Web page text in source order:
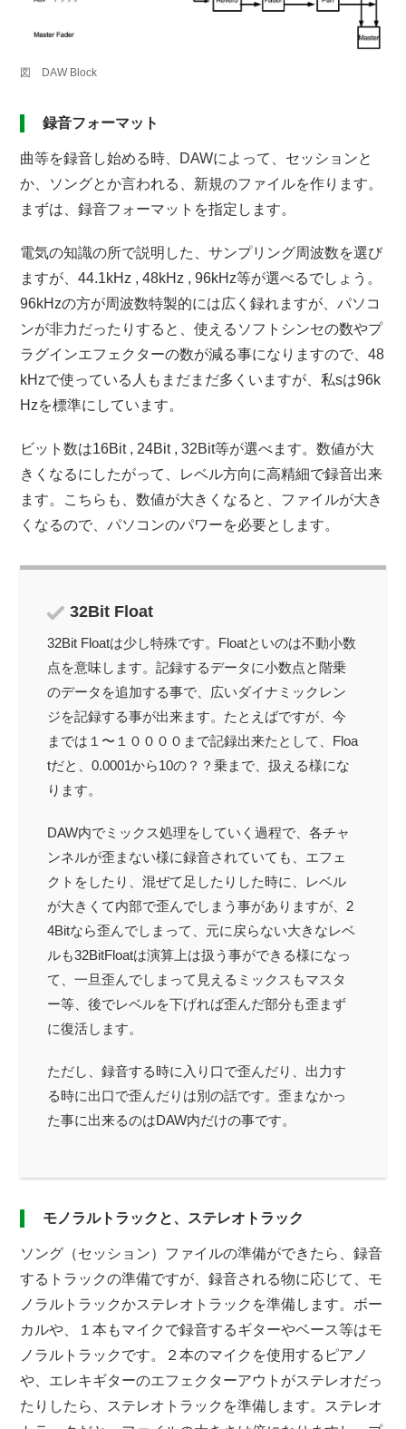
図 DAW Block
録音フォーマット
曲等を録音し始める時、DAWによって、セッションと
か、ソングとか言われる、新規のファイルを作ります。
まずは、録音フォーマットを指定します。
電気の知識の所で説明した、サンプリング周波数を選び
ますが、44.1kHz , 48kHz , 96kHz等が選べるでしょう。
96kHzの方が周波数特製的には広く録れますが、パソコ
ンが非力だったりすると、使えるソフトシンセの数やプ
ラグインエフェクターの数が減る事になりますので、48
kHzで使っている人もまだまだ多くいますが、私sは96k
Hzを標準にしています。
ビット数は16Bit , 24Bit , 32Bit等が選べます。数値が大
きくなるにしたがって、レベル方向に高精細で録音出来
ます。こちらも、数値が大きくなると、ファイルが大き
くなるので、パソコンのパワーを必要とします。
32Bit Float
32Bit Floatは少し特殊です。Floatといのは不動小数
点を意味します。記録するデータに小数点と階乗
のデータを追加する事で、広いダイナミックレン
ジを記録する事が出来ます。たとえばですが、今
までは１〜１００００まで記録出来たとして、Floa
tだと、0.0001から10の？？乗まで、扱える様にな
ります。
DAW内でミックス処理をしていく過程で、各チャ
ンネルが歪まない様に録音されていても、エフェ
クトをしたり、混ぜて足したりした時に、レベル
が大きくて内部で歪んでしまう事がありますが、2
4Bitなら歪んでしまって、元に戻らない大きなレベ
ルも32BitFloatは演算上は扱う事ができる様になっ
て、一旦歪んでしまって見えるミックスもマスタ
ー等、後でレベルを下げれば歪んだ部分も歪まず
に復活します。
ただし、録音する時に入り口で歪んだり、出力す
る時に出口で歪んだりは別の話です。歪まなかっ
た事に出来るのはDAW内だけの事です。
モノラルトラックと、ステレオトラック
ソング（セッション）ファイルの準備ができたら、録音
するトラックの準備ですが、録音される物に応じて、モ
ノラルトラックかステレオトラックを準備します。ボー
カルや、１本もマイクで録音するギターやベース等はモ
ノラルトラックです。２本のマイクを使用するピアノ
や、エレキギターのエフェクターアウトがステレオだっ
たりしたら、ステレオトラックを準備します。ステレオ